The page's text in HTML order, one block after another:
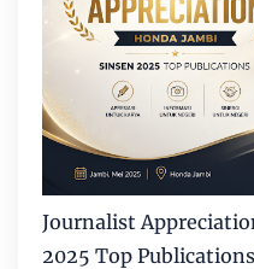
Journalist
2025 Top Publications